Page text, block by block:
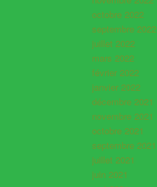
octobre 2022
septembre 2022
juillet 2022
mars 2022
février 2022
janvier 2022
décembre 2021
novembre 2021
octobre 2021
septembre 2021
juillet 2021
juin 2021